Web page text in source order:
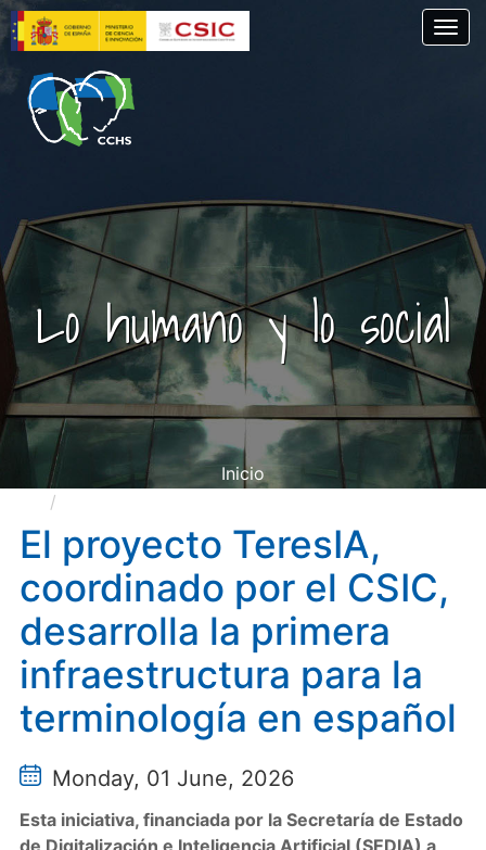
Skip
to
main
content
Lo humano y lo social
Inicio
desarrolla la primera infraestructura para la
terminología en español
El proyecto TeresIA,
coordinado por el CSIC,
desarrolla la primera
infraestructura para la
terminología en español
Monday, 01 June, 2026
Esta iniciativa, financiada por la Secretaría de Estado
de Digitalización e Inteligencia Artificial (SEDIA) a